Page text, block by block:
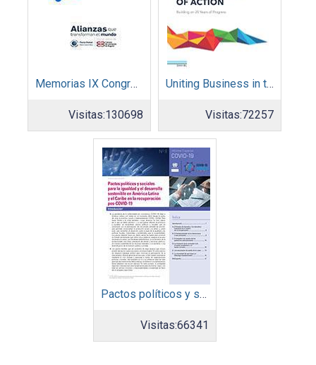
Memorias IX Congreso Pacto Global 2019
Visitas:130698
Uniting Business in the Decade of Action
Visitas:72257
Pactos políticos y sociales para la igualdad y el desarrollo sostenible en América Latina y el Caribe en la recuperación pos COVID-19
Visitas:66341